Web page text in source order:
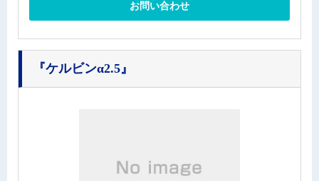
お問い合わせ
『ケルビンα2.5』